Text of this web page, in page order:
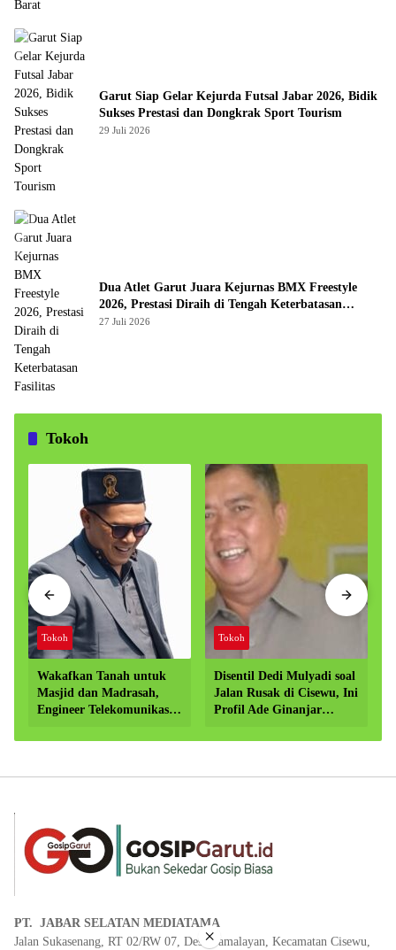
Garut Siap Gelar Kejurda Futsal Jabar 2026, Bidik
Sukses Prestasi dan Dongkrak Sport Tourism
29 Juli 2026
Dua Atlet Garut Juara Kejurnas BMX Freestyle
2026, Prestasi Diraih di Tengah Keterbatasan
Fasilitas
27 Juli 2026
Tokoh
Tokoh
Wakafkan Tanah untuk
Masjid dan Madrasah,
Engineer Telekomunikasi
Penguatan Pendidikan
Tokoh
Disentil Dedi Mulyadi soal
Jalan Rusak di Cisewu, Ini
Profil Ade Ginanjar
Garut
PT. JABAR SELATAN MEDIATAMA
Jalan Sukasenang, RT 02/RW 07, Desa Pamalayan, Kecamatan Cisewu,
×